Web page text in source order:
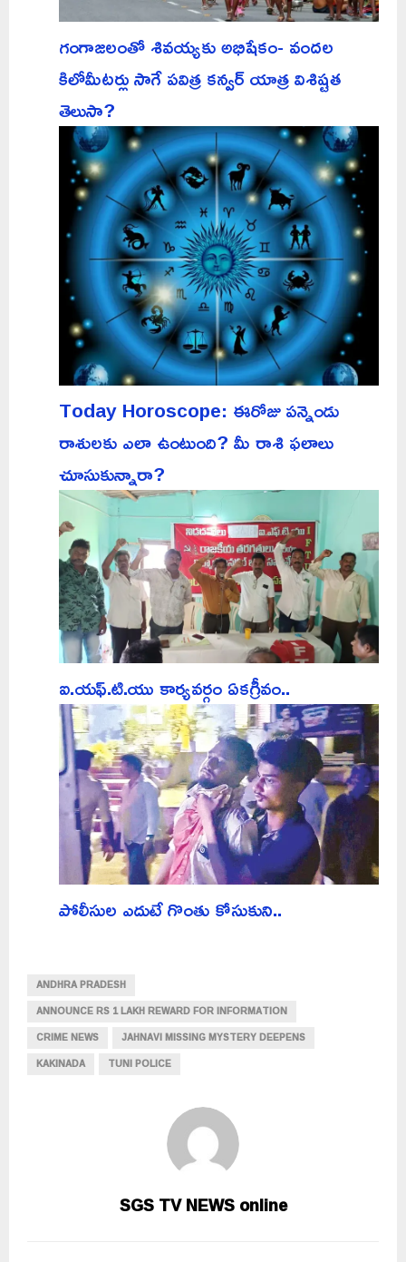
గంగాజలంతో శివయ్యకు అభిషేకం- వందల
కిలోమీటర్లు సాగే పవిత్ర కన్వర్ యాత్ర విశిష్టత
తెలుసా?
Today Horoscope: ఈరోజు పన్నెండు
రాశులకు ఎలా ఉంటుంది? మీ రాశి ఫలాలు
చూసుకున్నారా?
ఐ.యఫ్.టి.యు కార్యవర్గం ఏకగ్రీవం..
పోలీసుల ఎదుటే గొంతు కోసుకుని..
ANDHRA PRADESH
ANNOUNCE RS 1 LAKH REWARD FOR INFORMATION
CRIME NEWS
JAHNAVI MISSING MYSTERY DEEPENS
KAKINADA
TUNI POLICE
SGS TV NEWS online